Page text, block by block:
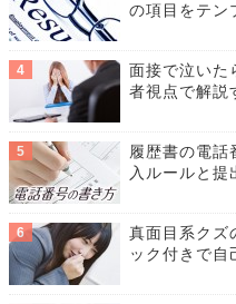
の項目をテン
面接で泣いた
者視点で解説
履歴書の電
入ルールと提
真面目系クズ
ック付きで自